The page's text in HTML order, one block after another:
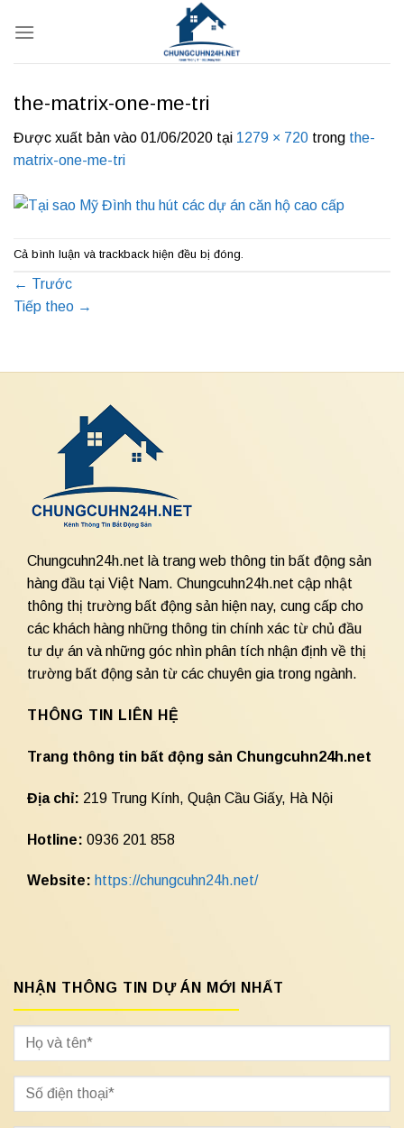
qua
the-matrix-one-me-tri
Được xuất bản vào 01/06/2020 tại 1279 × 720 trong the-
matrix-one-me-tri
Cả bình luận và trackback hiện đều bị đóng.
← Trước
Tiếp theo →
Chungcuhn24h.net là trang web thông tin bất động sản
hàng đầu tại Việt Nam. Chungcuhn24h.net cập nhật
thông thị trường bất động sản hiện nay, cung cấp cho
các khách hàng những thông tin chính xác từ chủ đầu
tư dự án và những góc nhìn phân tích nhận định về thị
trường bất động sản từ các chuyên gia trong ngành.
THÔNG TIN LIÊN HỆ
Trang thông tin bất động sản Chungcuhn24h.net
Địa chỉ: 219 Trung Kính, Quận Cầu Giấy, Hà Nội
Hotline: 0936 201 858
Website: https://chungcuhn24h.net/
NHẬN THÔNG TIN DỰ ÁN MỚI NHẤT